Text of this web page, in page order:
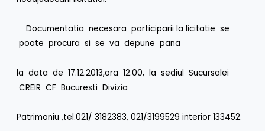
Documentatia necesara participarii la licitatie se
poate procura si se va depune pana
la data de 17.12.2013,ora 12.00, la sediul Sucursalei
CREIR CF Bucuresti Divizia
Patrimoniu ,tel.021/ 3182383, 021/3199529 interior 133452.